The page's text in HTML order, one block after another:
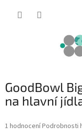
GoodBowl
na hlavní
Průměrné
1 hodnoceníPodrobnosti